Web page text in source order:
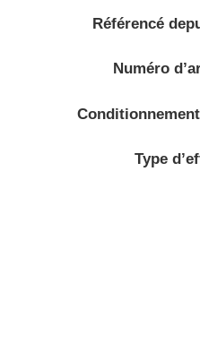
Référencé
Numéro
Type